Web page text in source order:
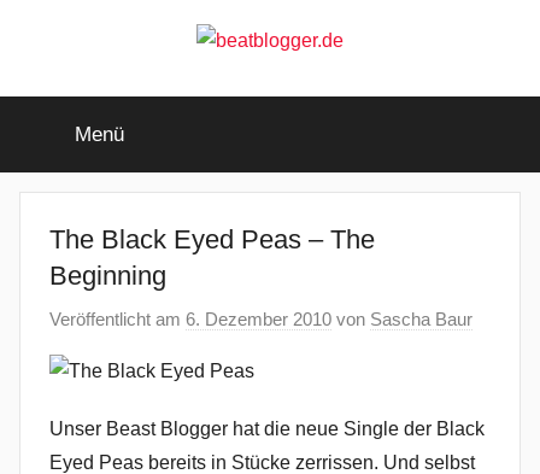
beatblogger.de
beat
goes
Menü
The Black Eyed Peas – The
Beginning
Veröffentlicht am 6. Dezember 2010 von Sascha Baur
Unser Beast Blogger hat die neue Single der Black
Eyed Peas bereits in Stücke zerrissen. Und selbst